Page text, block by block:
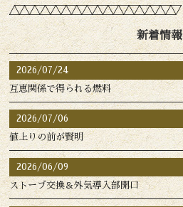
新着情報
2026/07/24
互恵関係で得られる燃料
2026/07/06
値上りの前が賢明
2026/06/09
ストーブ交換＆外気導入部開口